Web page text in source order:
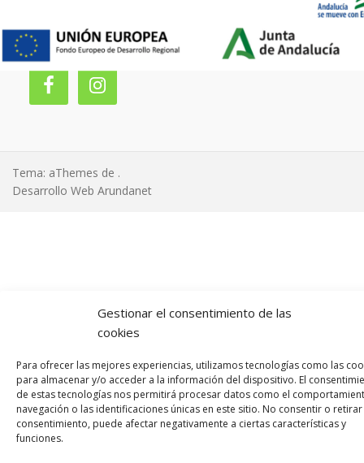
Gestionar el consentimiento de las
cookies
Para ofrecer las mejores experiencias, utilizamos tecnologías como las
para almacenar y/o acceder a la información del dispositivo. El
de estas tecnologías nos permitirá procesar datos como el
navegación o las identificaciones únicas en este sitio. No consentir o
consentimiento, puede afectar negativamente a ciertas características y
funciones.
Tema: aThemes de .